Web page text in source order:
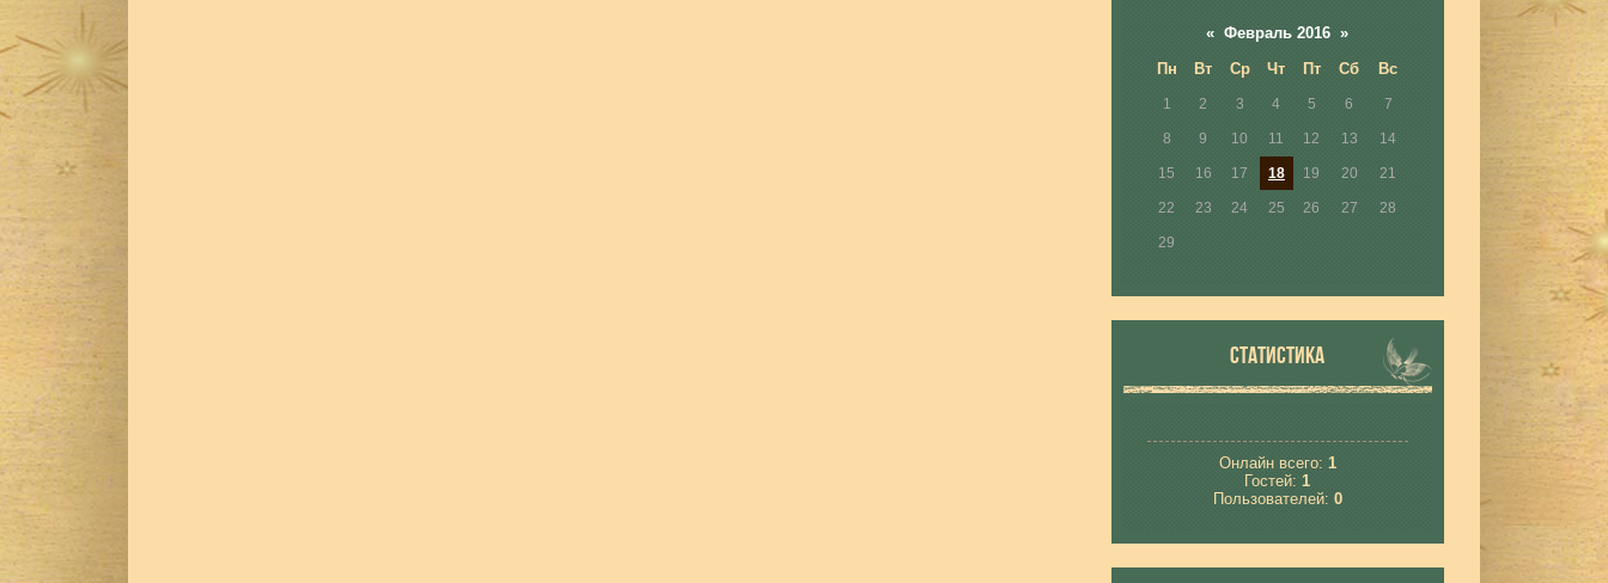
« Февраль 2016 »
Пн
Вт Ср Чт Пт Сб Вс
1 2 3 4 5 6 7
8 9 10 11 12 13 14
15 16 17 18 19 20 21
22 23 24 25 26 27 28
29
СТАТИСТИКА
Онлайн всего: 1
Гостей:1
Пользователей: 0